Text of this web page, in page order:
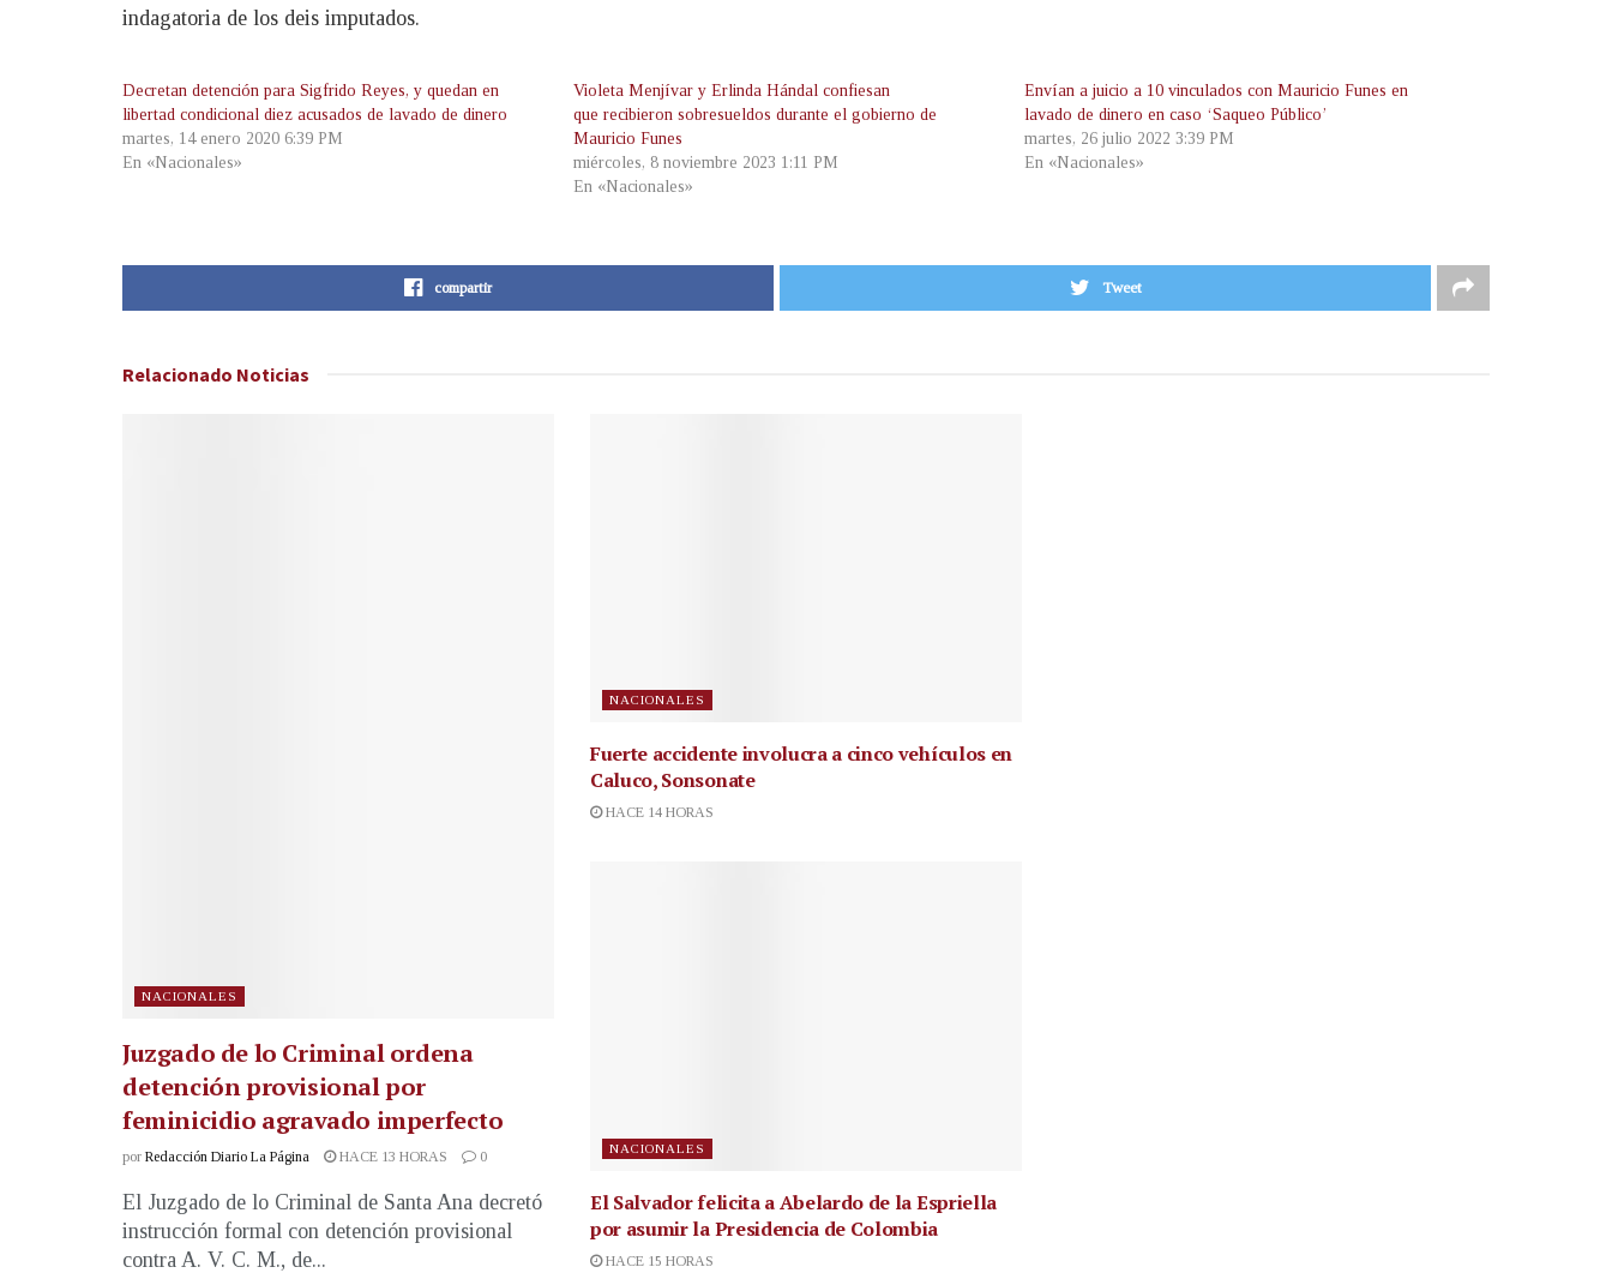
indagatoria de los deis imputados.
Decretan detención para Sigfrido Reyes, y quedan en
libertad condicional diez acusados de lavado de dinero
martes, 14 enero 2020 6:39 PM
En «Nacionales»
Violeta Menjívar y Erlinda Hándal confiesan
que recibieron sobresueldos durante el gobierno de
Mauricio Funes
miércoles, 8 noviembre 2023 1:11 PM
En «Nacionales»
Envían a juicio a 10 vinculados con Mauricio Funes en
lavado de dinero en caso ‘Saqueo Público’
martes, 26 julio 2022 3:39 PM
En «Nacionales»
compartir Tweet
Relacionado Noticias
NACIONALES
Juzgado de lo Criminal ordena
detención provisional por
feminicidio agravado imperfecto
por Redacción Diario La Página HACE 13 HORAS 0
El Juzgado de lo Criminal de Santa Ana decretó
instrucción formal con detención provisional
contra A. V. C. M., de...
NACIONALES
Fuerte accidente involucra a cinco vehículos en
Caluco, Sonsonate
HACE 14 HORAS
NACIONALES
El Salvador felicita a Abelardo de la Espriella
por asumir la Presidencia de Colombia
HACE 15 HORAS